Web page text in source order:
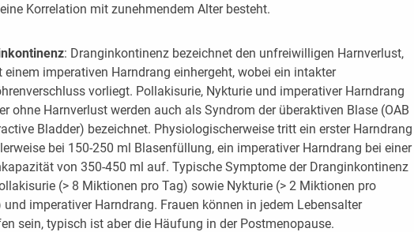
Korrelation mit zunehmendem Alter besteht.
: Dranginkontinenz bezeichnet den unfreiwilligen Harnverlust,
einem imperativen Harndrang einhergeht, wobei ein intakter
vorliegt. Pollakisurie, Nykturie und imperativer Harndrang
ohne Harnverlust werden auch als Syndrom der überaktiven Blase (OAB
Bladder) bezeichnet. Physiologischerweise tritt ein erster Harndrang
bei 150-250 ml Blasenfüllung, ein imperativer Harndrang bei einer
von 350-450 ml auf. Typische Symptome der Dranginkontinenz
(> 8 Miktionen pro Tag) sowie Nykturie (> 2 Miktionen pro
und imperativer Harndrang. Frauen können in jedem Lebensalter
sein, typisch ist aber die Häufung in der Postmenopause.